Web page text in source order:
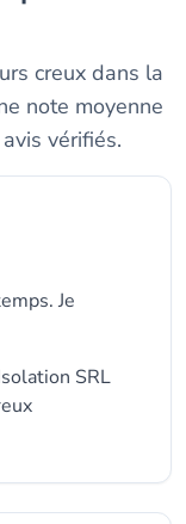
creux dans la
note moyenne
vérifiés.
Je
SRL